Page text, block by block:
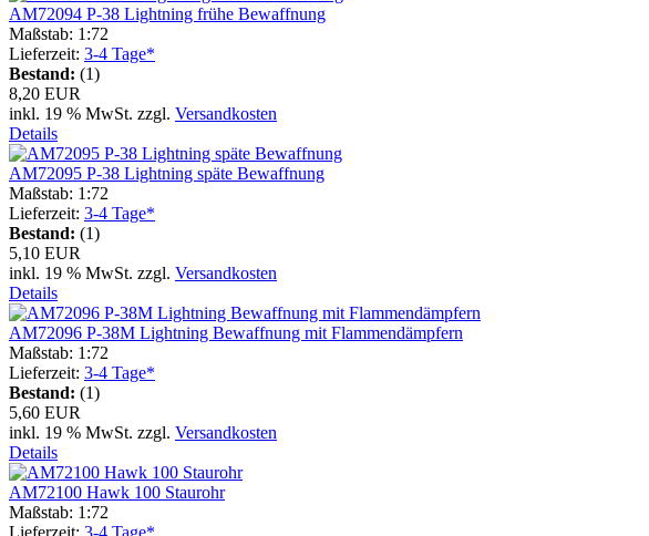
AM72094 P-38 Lightning frühe Bewaffnung
Maßstab: 1:72
Lieferzeit: 3-4 Tage*
Bestand: (1)
8,20 EUR
inkl. 19 % MwSt. zzgl. Versandkosten
Details
AM72095 P-38 Lightning späte Bewaffnung
Maßstab: 1:72
Lieferzeit: 3-4 Tage*
Bestand: (1)
5,10 EUR
inkl. 19 % MwSt. zzgl. Versandkosten
Details
AM72096 P-38M Lightning Bewaffnung mit Flammendämpfern
Maßstab: 1:72
Lieferzeit: 3-4 Tage*
Bestand: (1)
5,60 EUR
inkl. 19 % MwSt. zzgl. Versandkosten
Details
AM72100 Hawk 100 Staurohr
Maßstab: 1:72
Lieferzeit: 3-4 Tage*